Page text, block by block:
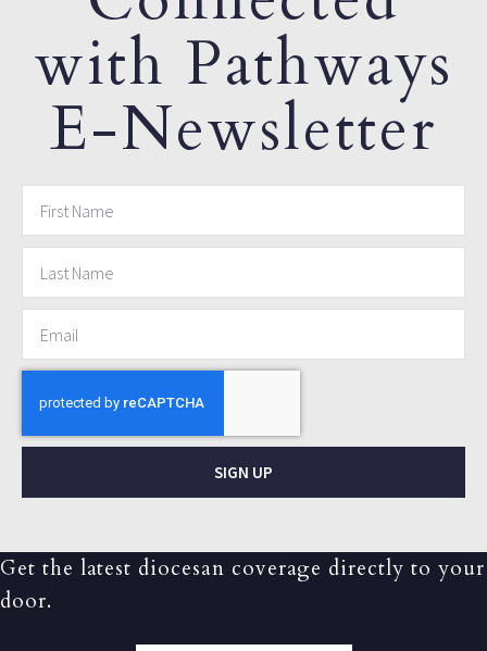
with Pathways
E-Newsletter
SIGN UP
Get the latest diocesan coverage directly to your
door.